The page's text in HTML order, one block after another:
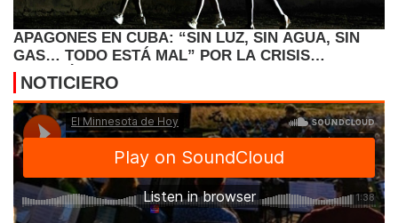
APAGONES EN CUBA: “SIN LUZ, SIN AGUA, SIN
GAS… TODO ESTÁ MAL” POR LA CRISIS
ENERGÉTICA
NOTICIERO